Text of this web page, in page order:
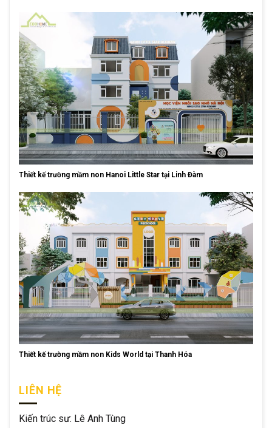
Thiết kế trường mầm non Hanoi Little Star tại Linh Đàm
Thiết kế trường mầm non Kids World tại Thanh Hóa
LIÊN HỆ
Kiến trúc sư: Lê Anh Tùng